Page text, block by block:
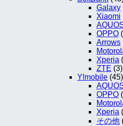
Galaxy
Xiaomi
OPPO
Arrows
Xperia
ZTE (3)
Y!mobile (45)
OPPO
Xperia
その他